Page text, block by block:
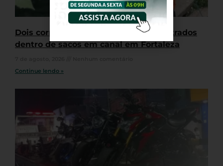
Dois corpos esquartejados são encontrados
dentro de sacos em canal em Fortaleza
Continue lendo »